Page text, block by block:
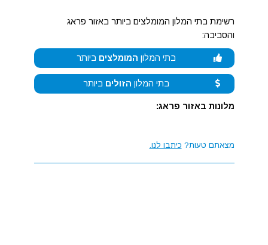
רשימת בתי המלון המומלצים ביותר באזור פראג
והסביבה:
בתי המלון המומלצים ביותר
בתי המלון הזולים ביותר
מלונות באזור פראג:
מצאתם טעות? כיתבו לנו.